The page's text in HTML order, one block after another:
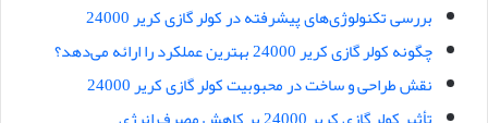
ا
ی
م
ی
بررسی تکنولوژی‌های پیشرفته در کولر گازی کریر 24000
چگونه کولر گازی کریر 24000 بهترین عملکرد را ارائه می‌دهد؟
نقش طراحی و ساخت در محبوبیت کولر گازی کریر 24000